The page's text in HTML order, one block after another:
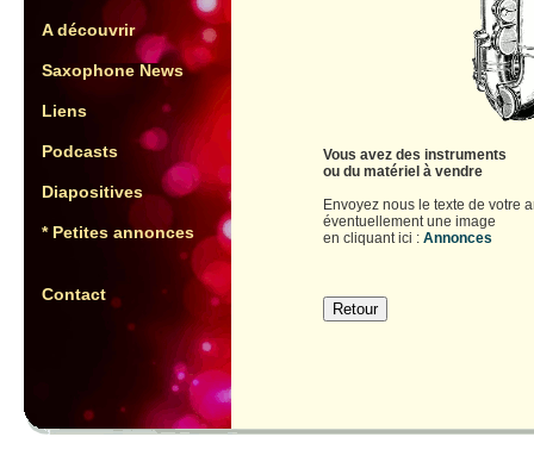
A découvrir
Saxophone News
Liens
Podcasts
Diapositives
* Petites annonces
Contact
Vous avez des instruments
ou du matériel à vendre
Envoyez nous le texte de votre
éventuellement une image
en cliquant ici : Annonces